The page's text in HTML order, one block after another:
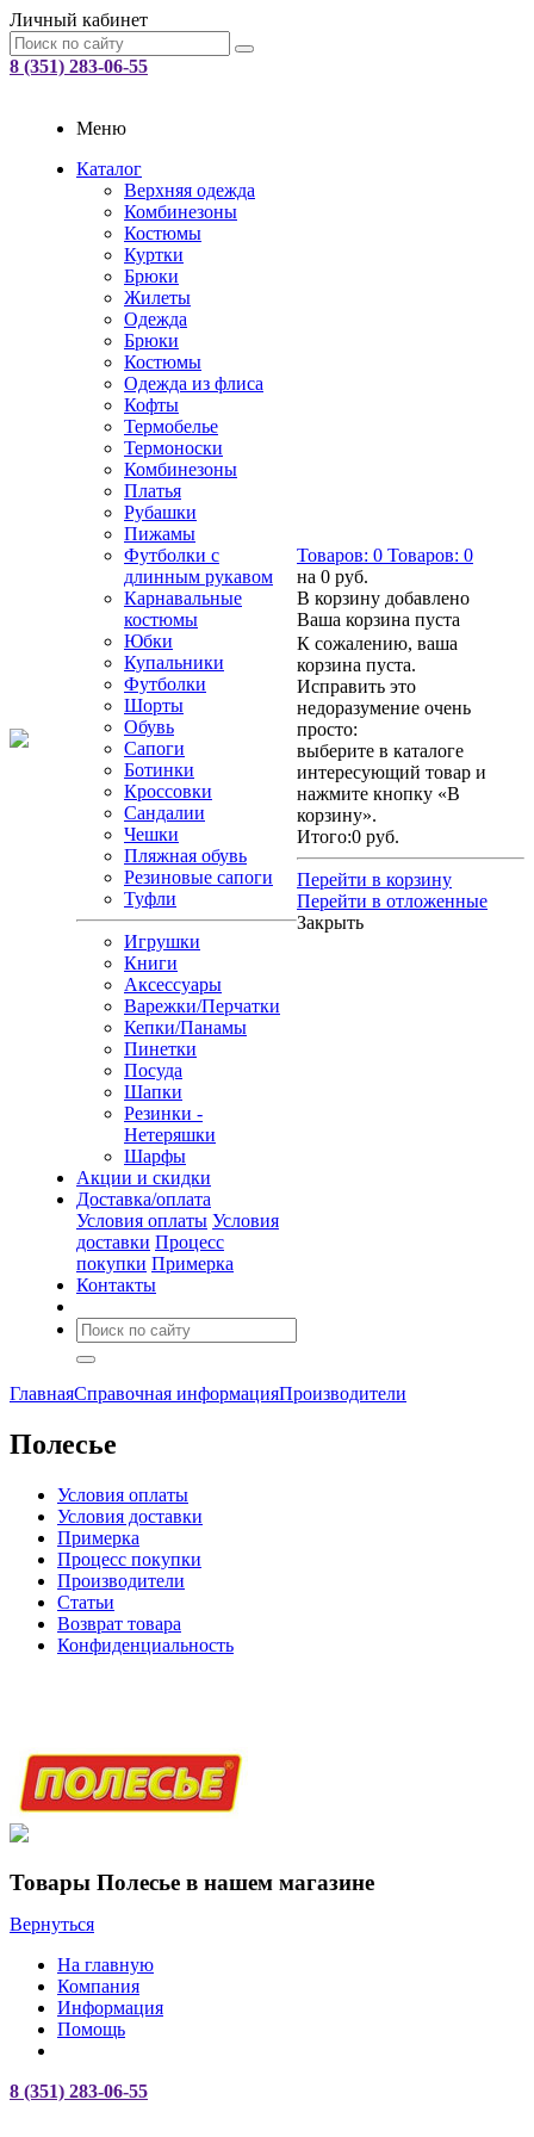
Личный кабинет
8 (351) 283-06-55
Меню
Каталог
Верхняя одежда
Комбинезоны
Костюмы
Куртки
Брюки
Жилеты
Одежда
Брюки
Костюмы
Одежда из флиса
Кофты
Термобелье
Термоноски
Комбинезоны
Платья
Рубашки
Пижамы
Футболки с
длинным рукавом
Карнавальные
костюмы
Юбки
Купальники
Футболки
Шорты
Обувь
Сапоги
Ботинки
Кроссовки
Сандалии
Чешки
Пляжная обувь
Резиновые сапоги
Туфли
Игрушки
Книги
Аксессуары
Варежки/Перчатки
Кепки/Панамы
Пинетки
Посуда
Шапки
Резинки -
Нетеряшки
Шарфы
Акции и скидки
Доставка/оплата
Условия оплаты Условия
доставки Процесс
покупки Примерка
Контакты
Товаров: 0 Товаров: 0
на 0 руб.
В корзину добавлено
Ваша корзина пуста
К сожалению, ваша
корзина пуста.
Исправить это
недоразумение очень
просто:
выберите в каталоге
интересующий товар и
нажмите кнопку «В
корзину».
Итого:0 руб.
Перейти в корзину
Перейти в отложенные
Закрыть
ГлавнаяСправочная информацияПроизводители
Полесье
Условия оплаты
Условия доставки
Примерка
Процесс покупки
Производители
Статьи
Возврат товара
Конфиденциальность
Товары Полесье в нашем магазине
Вернуться
На главную
Компания
Информация
Помощь
8 (351) 283-06-55